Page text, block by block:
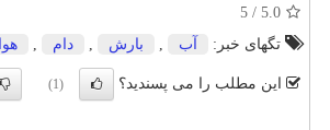
5.0
/
5
تگهای خبر:
آب بارش دام هوا
این مطلب را می پسندید؟ (1)